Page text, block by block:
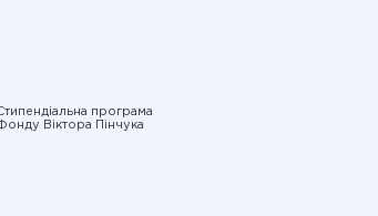
програма
Віктора Пінчука